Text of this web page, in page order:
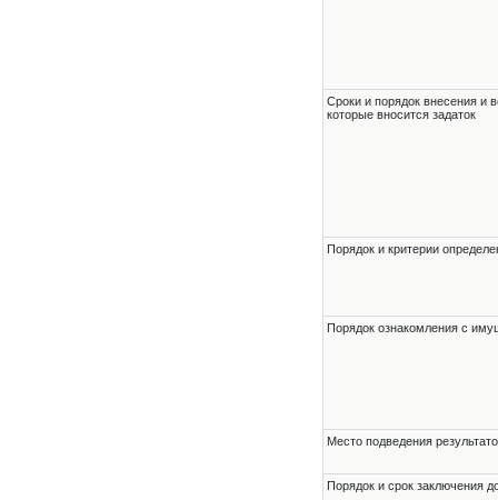
Сроки и порядок внесения и
которые вносится задаток
Порядок и критерии
Порядок ознакомления с
Место подведения
Порядок и срок заключения